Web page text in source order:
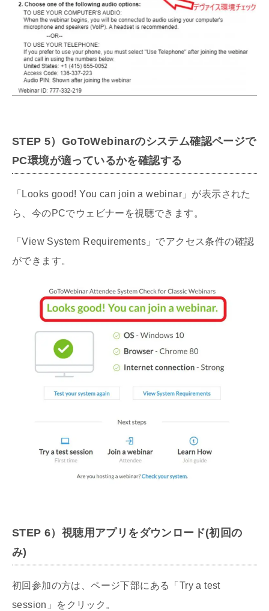
STEP 5） GoToWebinarのシステム確認ページで
PC環境が適っているかを確認する
「Looks good! You can join a webinar」が表示された
ら、今のPCでウェビナーを視聴できます。
「View System Requirements」でアクセス条件の確認
ができます。
STEP 6） 視聴用アプリをダウンロード(初回の
み)
初回参加の方は、ページ下部にある「Try a test
session」をクリック。